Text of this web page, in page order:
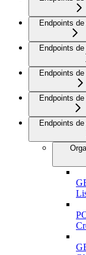
Endpoints de
Endpoints
Endpoints
Endpoints
Endpoints